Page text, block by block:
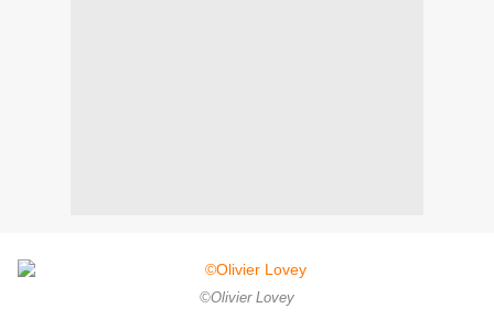
©Olivier Lovey